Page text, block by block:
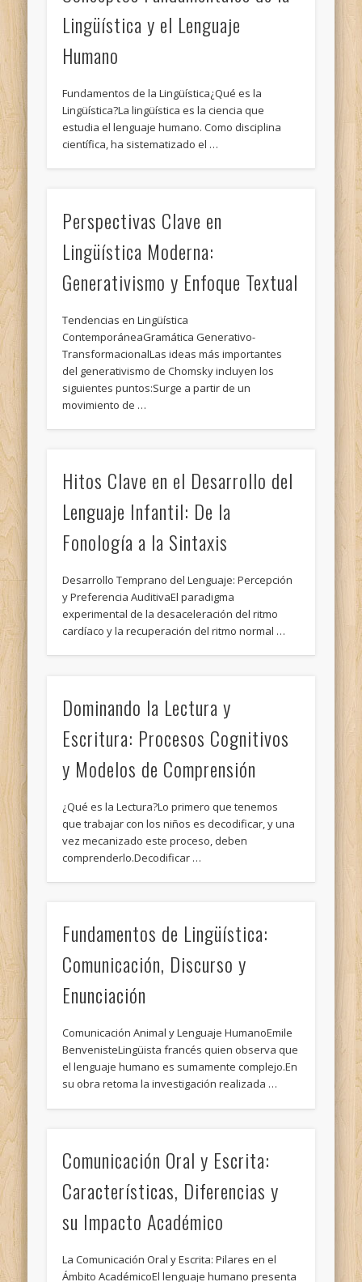
Lingüística y el Lenguaje
Humano
Fundamentos de la Lingüística¿Qué es la
Lingüística?La lingüística es la ciencia que
estudia el lenguaje humano. Como disciplina
científica, ha sistematizado el …
Perspectivas Clave en
Lingüística Moderna:
Generativismo y Enfoque Textual
Tendencias en Lingüística
ContemporáneaGramática Generativo-
TransformacionalLas ideas más importantes
del generativismo de Chomsky incluyen los
siguientes puntos:Surge a partir de un
movimiento de …
Hitos Clave en el Desarrollo del
Lenguaje Infantil: De la
Fonología a la Sintaxis
Desarrollo Temprano del Lenguaje: Percepción
y Preferencia AuditivaEl paradigma
experimental de la desaceleración del ritmo
cardíaco y la recuperación del ritmo normal …
Dominando la Lectura y
Escritura: Procesos Cognitivos
y Modelos de Comprensión
¿Qué es la Lectura?Lo primero que tenemos
que trabajar con los niños es decodificar, y una
vez mecanizado este proceso, deben
comprenderlo.Decodificar …
Fundamentos de Lingüística:
Comunicación, Discurso y
Enunciación
Comunicación Animal y Lenguaje HumanoEmile
BenvenisteLingüista francés quien observa que
el lenguaje humano es sumamente complejo.En
su obra retoma la investigación realizada …
Comunicación Oral y Escrita:
Características, Diferencias y
su Impacto Académico
La Comunicación Oral y Escrita: Pilares en el
Ámbito AcadémicoEl lenguaje humano presenta